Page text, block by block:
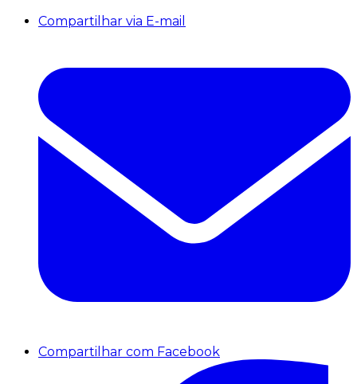
Compartilhar via E-mail
Compartilhar com Facebook